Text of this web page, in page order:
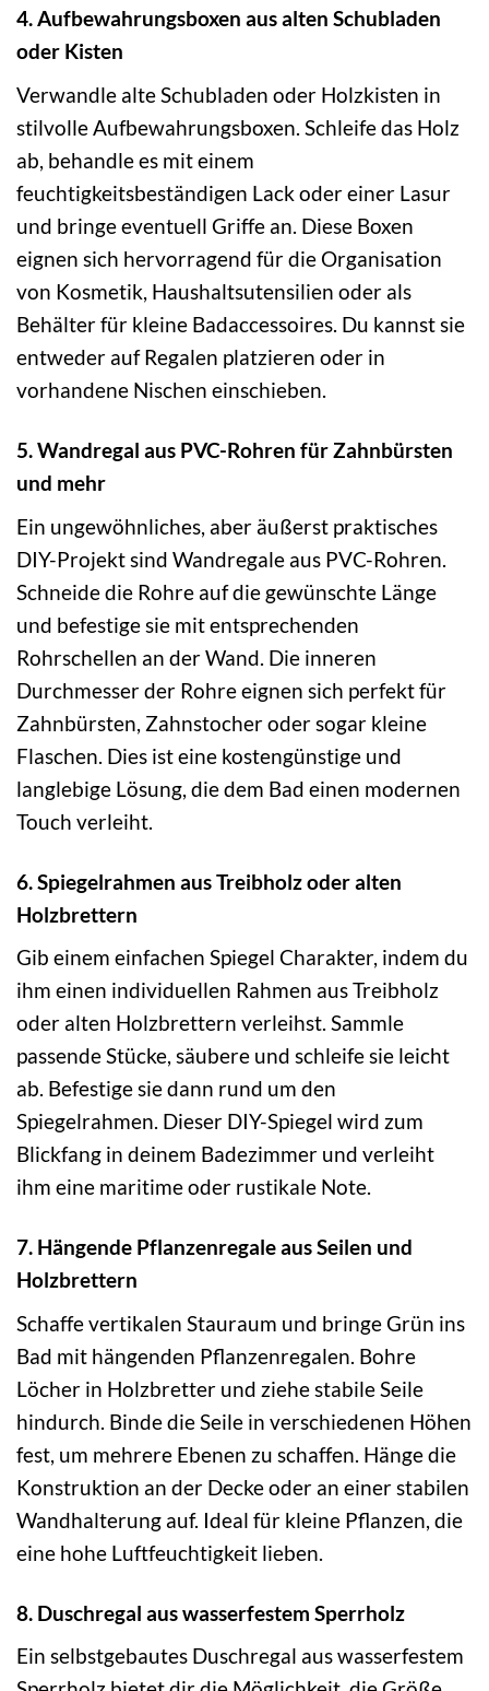
4. Aufbewahrungsboxen aus alten Schubladen
oder Kisten
Verwandle alte Schubladen oder Holzkisten in
stilvolle Aufbewahrungsboxen. Schleife das Holz
ab, behandle es mit einem
feuchtigkeitsbeständigen Lack oder einer Lasur
und bringe eventuell Griffe an. Diese Boxen
eignen sich hervorragend für die Organisation
von Kosmetik, Haushaltsutensilien oder als
Behälter für kleine Badaccessoires. Du kannst sie
entweder auf Regalen platzieren oder in
vorhandene Nischen einschieben.
5. Wandregal aus PVC-Rohren für Zahnbürsten
und mehr
Ein ungewöhnliches, aber äußerst praktisches
DIY-Projekt sind Wandregale aus PVC-Rohren.
Schneide die Rohre auf die gewünschte Länge
und befestige sie mit entsprechenden
Rohrschellen an der Wand. Die inneren
Durchmesser der Rohre eignen sich perfekt für
Zahnbürsten, Zahnstocher oder sogar kleine
Flaschen. Dies ist eine kostengünstige und
langlebige Lösung, die dem Bad einen modernen
Touch verleiht.
6. Spiegelrahmen aus Treibholz oder alten
Holzbrettern
Gib einem einfachen Spiegel Charakter, indem du
ihm einen individuellen Rahmen aus Treibholz
oder alten Holzbrettern verleihst. Sammle
passende Stücke, säubere und schleife sie leicht
ab. Befestige sie dann rund um den
Spiegelrahmen. Dieser DIY-Spiegel wird zum
Blickfang in deinem Badezimmer und verleiht
ihm eine maritime oder rustikale Note.
7. Hängende Pflanzenregale aus Seilen und
Holzbrettern
Schaffe vertikalen Stauraum und bringe Grün ins
Bad mit hängenden Pflanzenregalen. Bohre
Löcher in Holzbretter und ziehe stabile Seile
hindurch. Binde die Seile in verschiedenen Höhen
fest, um mehrere Ebenen zu schaffen. Hänge die
Konstruktion an der Decke oder an einer stabilen
Wandhalterung auf. Ideal für kleine Pflanzen, die
eine hohe Luftfeuchtigkeit lieben.
8. Duschregal aus wasserfestem Sperrholz
Ein selbstgebautes Duschregal aus wasserfestem